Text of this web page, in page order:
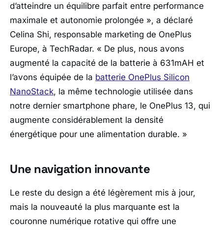
d’atteindre un équilibre parfait entre performance
maximale et autonomie prolongée », a déclaré
Celina Shi, responsable marketing de OnePlus
Europe, à TechRadar. « De plus, nous avons
augmenté la capacité de la batterie à 631mAH et
l’avons équipée de la batterie OnePlus Silicon
NanoStack, la même technologie utilisée dans
notre dernier smartphone phare, le OnePlus 13, qui
augmente considérablement la densité
énergétique pour une alimentation durable. »
Une navigation innovante
Le reste du design a été légèrement mis à jour,
mais la nouveauté la plus marquante est la
couronne numérique rotative qui offre une